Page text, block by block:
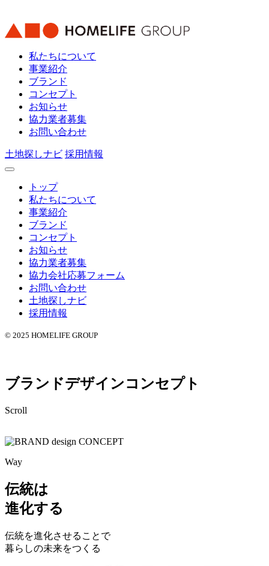
私たちについて
事業紹介
ブランド
コンセプト
お知らせ
協力業者募集
お問い合わせ
土地探しナビ 採用情報
トップ
私たちについて
事業紹介
ブランド
コンセプト
お知らせ
協力業者募集
協力会社応募フォーム
お問い合わせ
土地探しナビ
採用情報
© 2025 HOMELIFE GROUP
ブランドデザインコンセプト
Scroll
Way
伝統は
進化する
伝統を進化させることで
暮らしの未来をつくる